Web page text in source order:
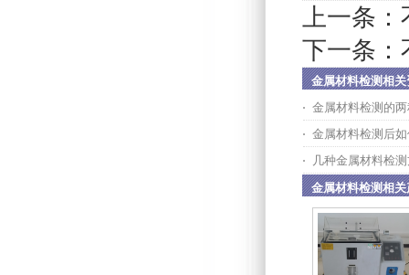
上一条：
下一条：
金属材料检测相关
金属材料检测的
金属材料检测后
几种金属材料检
金属材料检测相关